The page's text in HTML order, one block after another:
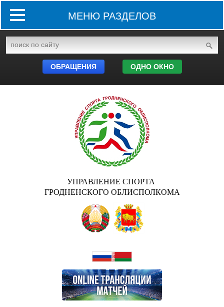
МЕНЮ РАЗДЕЛОВ
ОБРАЩЕНИЯ ОДНО ОКНО
УПРАВЛЕНИЕ СПОРТА
ГРОДНЕНСКОГО ОБЛИСПОЛКОМА